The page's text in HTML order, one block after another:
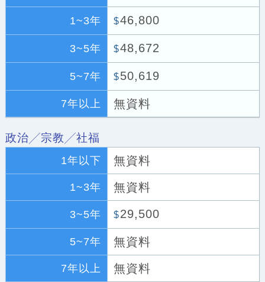
1~3年 $46,800
3~5年 $48,672
5~7年 $50,619
7年以上 無資料
政治╱宗教╱社福
1年以下 無資料
1~3年 無資料
3~5年 $29,500
5~7年 無資料
7年以上 無資料